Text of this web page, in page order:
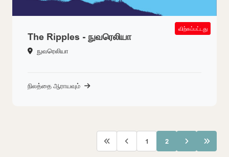
SOLD OUT
The Ripples - நுவரெலியா
நுவரெலியா
விற்கப்பட்டது
நிலத்தை ஆராயவும்
1 2